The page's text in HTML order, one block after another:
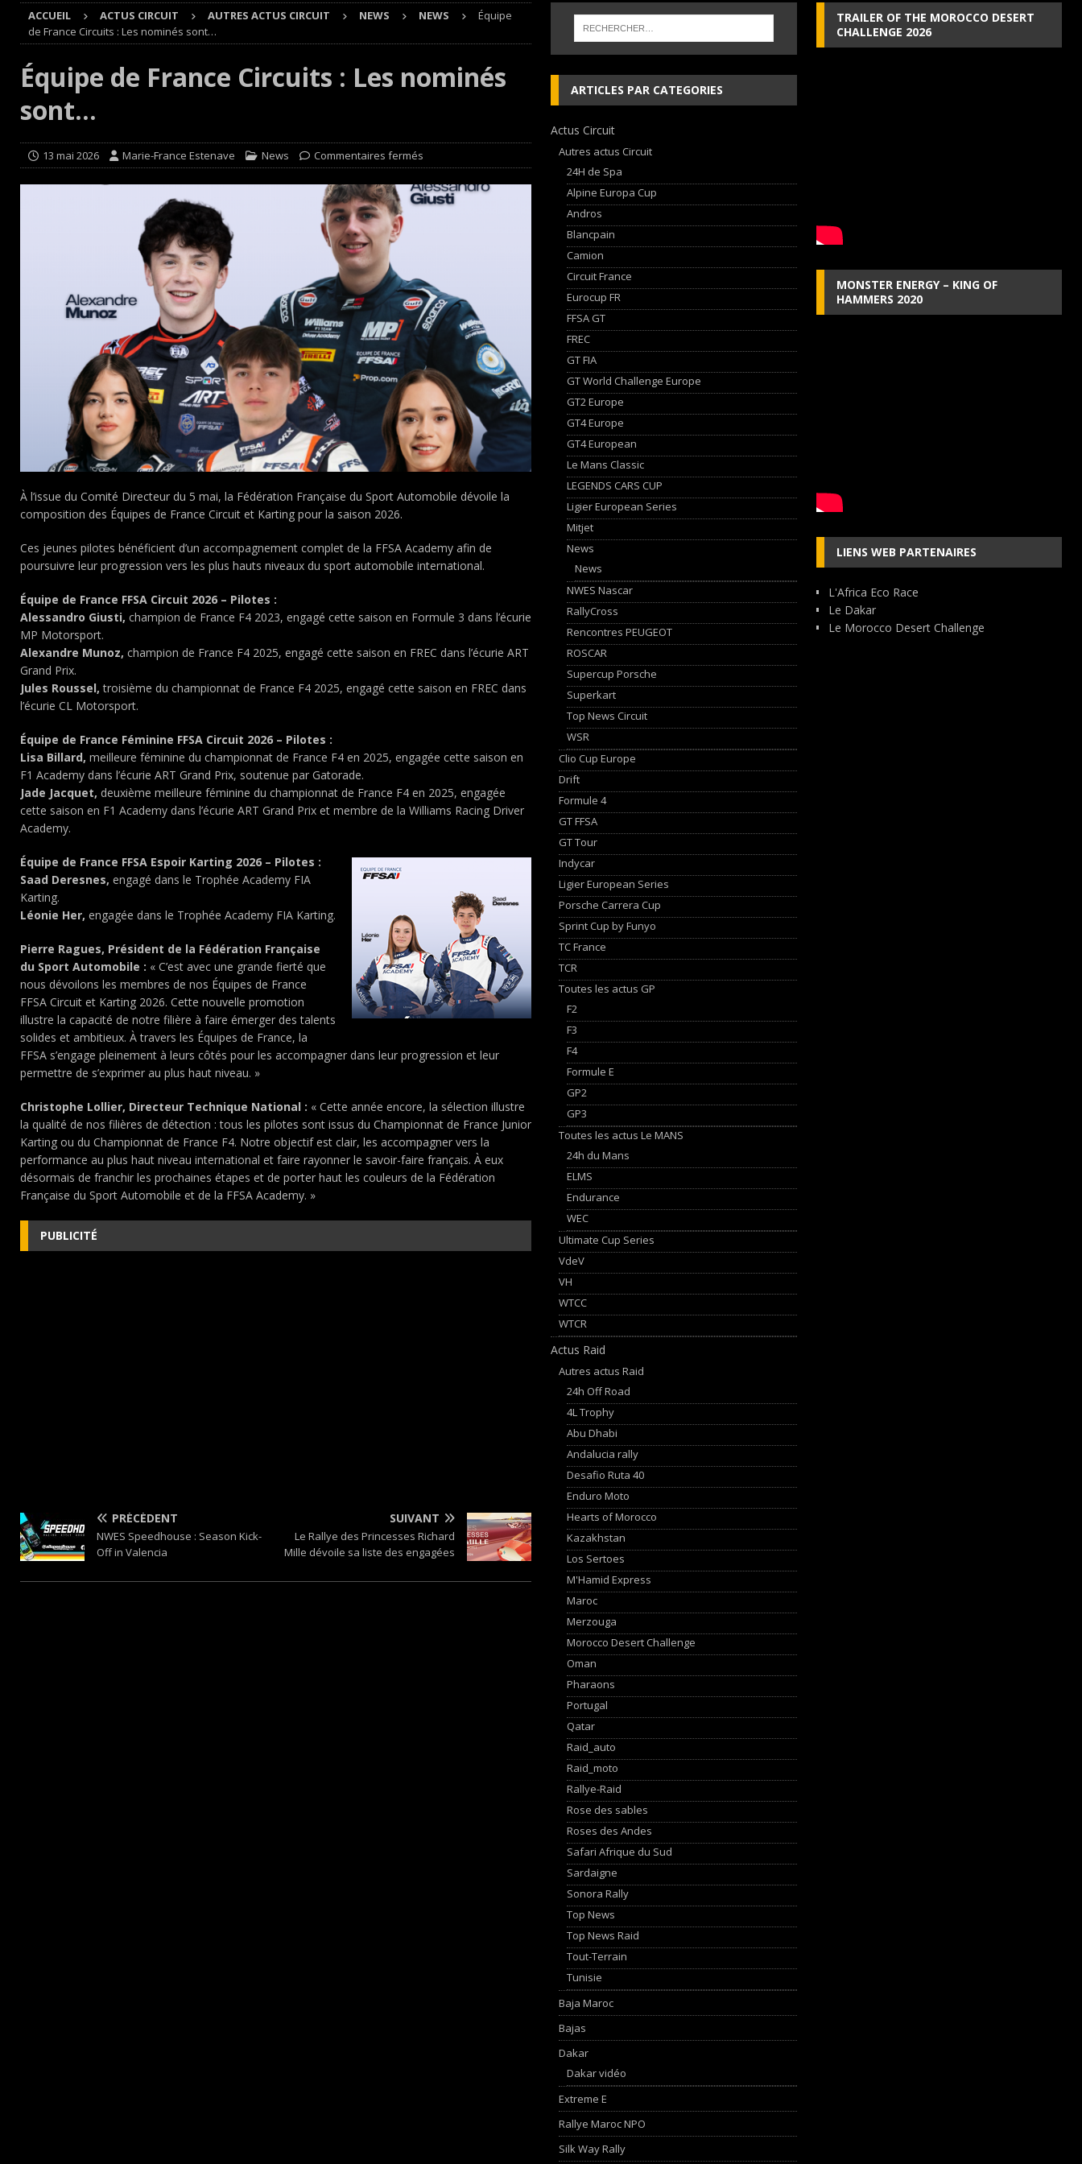
Cours
EDITO CIRCUIT
[ 4 août 2026 ] Autocross et SprinCar : Aydie conclut un week-end d’exception !
NEWS
Buggyra Organization and WINBO-DONGJIAN Automotive Technology sign strategic partnership
ACCUEIL ACTUS CIRCUIT AUTRES ACTUS CIRCUIT NEWS NEWS
Équipe
de France Circuits : Les nominés sont…
Équipe de France Circuits : Les nominés
sont…
13 mai 2026 Marie-France Estenave News Commentaires fermés
À l’issue du Comité Directeur du 5 mai, la Fédération Française du Sport Automobile dévoile la
composition des Équipes de France Circuit et Karting pour la saison 2026.
Ces jeunes pilotes bénéficient d’un accompagnement complet de la FFSA Academy afin de
poursuivre leur progression vers les plus hauts niveaux du sport automobile international.
Équipe de France FFSA Circuit 2026 – Pilotes :
Alessandro Giusti, champion de France F4 2023, engagé cette saison en Formule 3 dans l’écurie
MP Motorsport.
Alexandre Munoz, champion de France F4 2025, engagé cette saison en FREC dans l’écurie ART
Grand Prix.
Jules Roussel, troisième du championnat de France F4 2025, engagé cette saison en FREC dans
l’écurie CL Motorsport.
Équipe de France Féminine FFSA Circuit 2026 – Pilotes :
Lisa Billard, meilleure féminine du championnat de France F4 en 2025, engagée cette saison en
F1 Academy dans l’écurie ART Grand Prix, soutenue par Gatorade.
Jade Jacquet, deuxième meilleure féminine du championnat de France F4 en 2025, engagée
cette saison en F1 Academy dans l’écurie ART Grand Prix et membre de la Williams Racing Driver
Academy.
Équipe de France FFSA Espoir Karting 2026 – Pilotes :
Saad Deresnes, engagé dans le Trophée Academy FIA
Karting.
Léonie Her, engagée dans le Trophée Academy FIA Karting.
Pierre Ragues, Président de la Fédération Française
du Sport Automobile : « C’est avec une grande fierté que
nous dévoilons les membres de nos Équipes de France
FFSA Circuit et Karting 2026. Cette nouvelle promotion
illustre la capacité de notre filière à faire émerger des talents
solides et ambitieux. À travers les Équipes de France, la
FFSA s’engage pleinement à leurs côtés pour les accompagner dans leur progression et leur
permettre de s’exprimer au plus haut niveau. »
Christophe Lollier, Directeur Technique National : « Cette année encore, la sélection illustre
la qualité de nos filières de détection : tous les pilotes sont issus du Championnat de France Junior
Karting ou du Championnat de France F4. Notre objectif est clair, les accompagner vers la
performance au plus haut niveau international et faire rayonner le savoir-faire français. À eux
désormais de franchir les prochaines étapes et de porter haut les couleurs de la Fédération
Française du Sport Automobile et de la FFSA Academy. »
PUBLICITÉ
PRÉCÉDENT
NWES Speedhouse : Season Kick-
Off in Valencia
SUIVANT
Le Rallye des Princesses Richard
Mille dévoile sa liste des engagées
ARTICLES PAR CATEGORIES
Actus Circuit
Autres actus Circuit
24H de Spa
Alpine Europa Cup
Andros
Blancpain
Camion
Circuit France
Eurocup FR
FFSA GT
FREC
GT FIA
GT World Challenge Europe
GT2 Europe
GT4 Europe
GT4 European
Le Mans Classic
LEGENDS CARS CUP
Ligier European Series
Mitjet
News
News
NWES Nascar
RallyCross
Rencontres PEUGEOT
ROSCAR
Supercup Porsche
Superkart
Top News Circuit
WSR
Clio Cup Europe
Drift
Formule 4
GT FFSA
GT Tour
Indycar
Ligier European Series
Porsche Carrera Cup
Sprint Cup by Funyo
TC France
TCR
Toutes les actus GP
F2
F3
F4
Formule E
GP2
GP3
Toutes les actus Le MANS
24h du Mans
ELMS
Endurance
WEC
Ultimate Cup Series
VdeV
VH
WTCC
WTCR
Actus Raid
Autres actus Raid
24h Off Road
4L Trophy
Abu Dhabi
Andalucia rally
Desafio Ruta 40
Enduro Moto
Hearts of Morocco
Kazakhstan
Los Sertoes
M'Hamid Express
Maroc
Merzouga
Morocco Desert Challenge
Oman
Pharaons
Portugal
Qatar
Raid_auto
Raid_moto
Rallye-Raid
Rose des sables
Roses des Andes
Safari Afrique du Sud
Sardaigne
Sonora Rally
Top News
Top News Raid
Tout-Terrain
Tunisie
Baja Maroc
Bajas
Dakar
Dakar vidéo
Extreme E
Rallye Maroc NPO
Silk Way Rally
TRAILER OF THE MOROCCO DESERT
CHALLENGE 2026
MONSTER ENERGY – KING OF
HAMMERS 2020
LIENS WEB PARTENAIRES
L'Africa Eco Race
Le Dakar
Le Morocco Desert Challenge